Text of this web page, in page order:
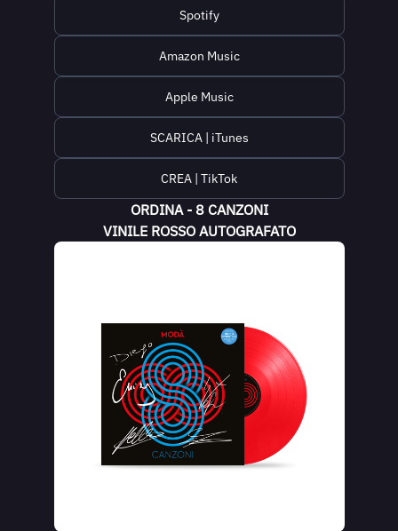
Segui i Modà su: Spotify |
https://open.spotify.com/artist/
Apple Music | https://app...
Spotify
Amazon Music
Apple Music
SCARICA | iTunes
CREA | TikTok
ORDINA - 8 CANZONI
VINILE ROSSO AUTOGRAFATO